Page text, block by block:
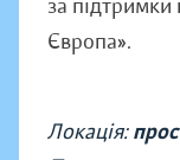
за
Європа».
Локація: